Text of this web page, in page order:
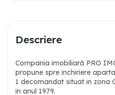
Descriere
Compania imobiliară PRO
propune spre inchiriere
1 decomandat situat in zona
in anul 1979.